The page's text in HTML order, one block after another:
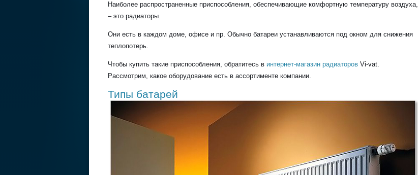
Наиболее распространенные приспособления, обеспечивающие комфортную температуру воздуха,
– это радиаторы.
Они есть в каждом доме, офисе и пр. Обычно батареи устанавливаются под окном для снижения
теплопотерь.
Чтобы купить такие приспособления, обратитесь в интернет-магазин радиаторов Vi-vat.
Рассмотрим, какое оборудование есть в ассортименте компании.
Типы батарей